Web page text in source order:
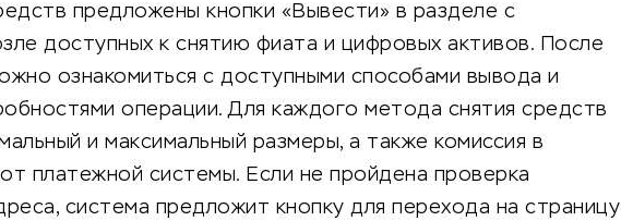
предложены кнопки «Вывести» в разделе с
доступных к снятию фиата и цифровых активов. После
ознакомиться с доступными способами вывода и
операции. Для каждого метода снятия средств
и максимальный размеры, а также комиссия в
платежной системы. Если не пройдена проверка
система предложит кнопку для перехода на страницу